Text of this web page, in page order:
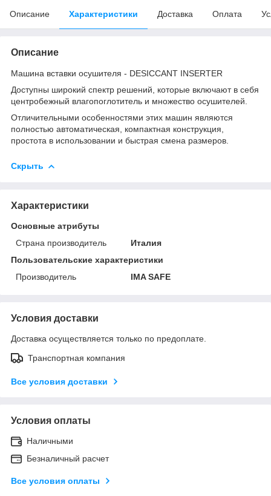
Описание Характеристики Доставка Оплата
Описание
Машина вставки осушителя - DESICCANT INSERTER
Доступны широкий спектр решений, которые включают в себя
центробежный влагопоглотитель и множество осушителей.
Отличительными особенностями этих машин являются
полностью автоматическая, компактная конструкция,
простота в использовании и быстрая смена размеров.
Скрыть
Характеристики
Основные атрибуты
Страна производитель
Италия
Пользовательские характеристики
Производитель
IMA SAFE
Условия доставки
Доставка осуществляется только по предоплате.
Транспортная компания
Все условия доставки
Условия оплаты
Наличными
Безналичный расчет
Все условия оплаты